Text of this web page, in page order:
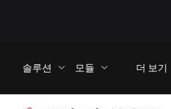
솔루션 모듈 더 보기